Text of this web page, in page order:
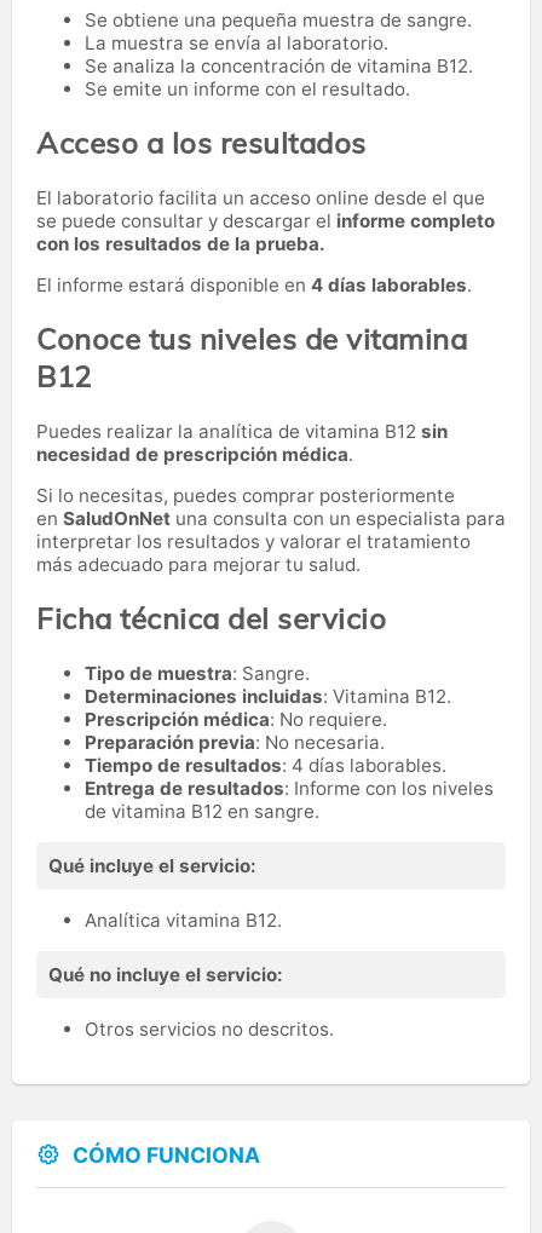
Se obtiene una pequeña muestra de sangre.
La muestra se envía al laboratorio.
Se analiza la concentración de vitamina B12.
Se emite un informe con el resultado.
Acceso a los resultados
El laboratorio facilita un acceso online desde el que
se puede consultar y descargar el informe completo
con los resultados de la prueba.
El informe estará disponible en 4 días laborables.
Conoce tus niveles de vitamina
B12
Puedes realizar la analítica de vitamina B12 sin
necesidad de prescripción médica.
Si lo necesitas, puedes comprar posteriormente
en SaludOnNet una consulta con un especialista para
interpretar los resultados y valorar el tratamiento
más adecuado para mejorar tu salud.
Ficha técnica del servicio
Tipo de muestra: Sangre.
Determinaciones incluidas: Vitamina B12.
Prescripción médica: No requiere.
Preparación previa: No necesaria.
Tiempo de resultados: 4 días laborables.
Entrega de resultados: Informe con los niveles
de vitamina B12 en sangre.
Qué incluye el servicio:
Analítica vitamina B12.
Qué no incluye el servicio:
Otros servicios no descritos.
CÓMO FUNCIONA